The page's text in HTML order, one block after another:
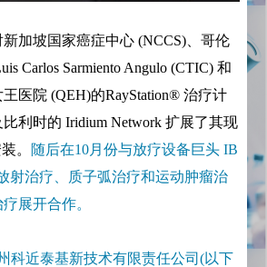
加坡国家癌症中心 (NCCS)、哥伦
Carlos Sarmiento Angulo (CTIC) 和
医院 (QEH)的RayStation® 治疗计
利时的 Iridium Network 扩展了其现
。 随后在10月份与放疗设备巨头 IB
射治疗、质子弧治疗和运动肿瘤治
展开合作。
科近泰基新技术有限责任公司(以下